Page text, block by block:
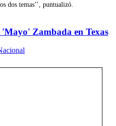
dos temas’’, puntualizó.
'Mayo' Zambada en Texas